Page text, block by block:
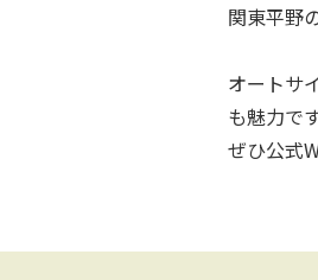
関東平野
オートサ
も魅力です
ぜひ公式